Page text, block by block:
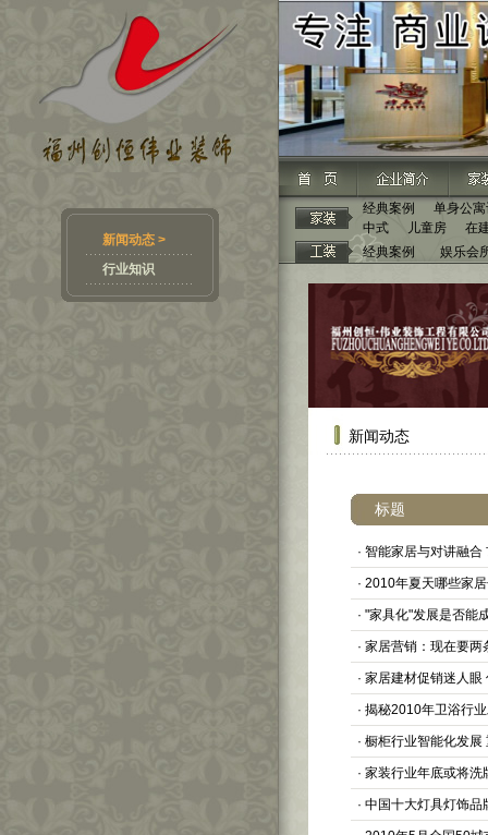
新闻动态 >
行业知识
经典案例
单身公
中式
儿童房
在
经典案例
娱乐会
新闻动态
标题
· 智能家居与对讲融合
· 2010年夏天哪些家
· "家具化"发展是否能
· 家居营销：现在要两
· 家居建材促销迷人眼
· 揭秘2010年卫浴行
· 橱柜行业智能化发展
· 家装行业年底或将洗
· 中国十大灯具灯饰品